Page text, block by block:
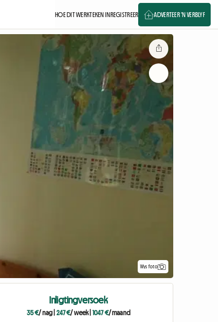
HOE DIT WERKTEKEN INREGISTREER ADVERTEER 'N VERBLYF
Wys foto
Inligtingversoek
35 €/ nag 247 €/ week| 1047 €/ maand